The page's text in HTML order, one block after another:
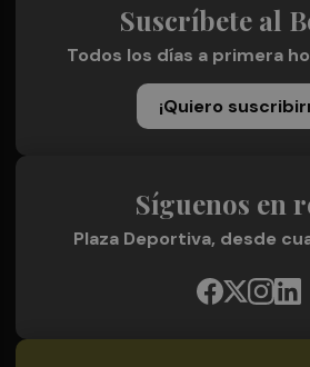
Suscríbete al
Todos los días a primera
¡Quiero
Síguenos en
Plaza Deportiva, desde